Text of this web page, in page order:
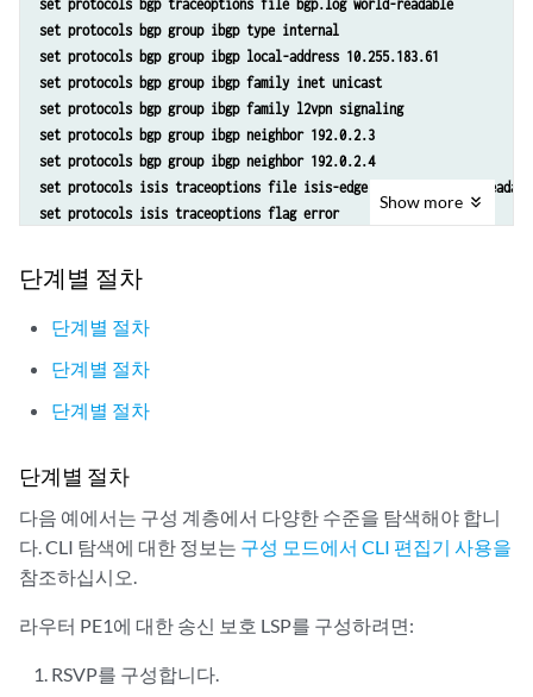
set protocols ldp interface fxp0.0 disable
set policy-options policy-statement lb then load-balance per-packet
set routing-options traceoptions file ro.log
set routing-options traceoptions flag normal
set routing-options traceoptions flag route
set routing-options autonomous-system 100
set routing-options forwarding-table export lb
set routing-instances foo instance-type l2vpn
set routing-instances foo egress-protection protector
set routing-instances foo route-distinguisher 10.255.183.57:1
set routing-instances foo protocols l2vpn encapsulation-type
set routing-instances foo protocols l2vpn site foo site-identifier 1
set routing-instances foo protocols l2vpn site foo site-preference
set protocols bgp traceoptions file bgp.log world-readable
set protocols bgp group ibgp type internal
set protocols bgp group ibgp local-address 10.255.183.61
set protocols bgp group ibgp family inet unicast
set protocols bgp group ibgp family l2vpn signaling
set protocols bgp group ibgp neighbor 192.0.2.3
set protocols bgp group ibgp neighbor 192.0.2.4
set protocols isis traceoptions file isis-edge size 10m world-
set protocols isis traceoptions flag error
set protocols isis level 2 wide-metrics-only
set protocols isis interface all point-to-point
set protocols isis interface all level 2 metric 10
set protocols isis interface fxp0.0 disable
set protocols ldp interface all
set policy-options policy-statement lb then load-balance per-packet
set routing-options traceoptions flag normal
set routing-options autonomous-system 100
set routing-options forwarding-table export lb
set routing-instances foo instance-type l2vpn
set routing-instances foo route-distinguisher 10.255.183.61:1
set routing-instances foo protocols l2vpn encapsulation-type
Show more
단계별 절차
단계별 절차
단계별 절차
단계별 절차
단계별 절차
다음 예에서는 구성 계층에서 다양한 수준을 탐색해야 합니
다. CLI 탐색에 대한 정보는 구성 모드에서 CLI 편집기 사용을
참조하십시오.
라우터 PE1에 대한 송신 보호 LSP를 구성하려면:
RSVP를 구성합니다.